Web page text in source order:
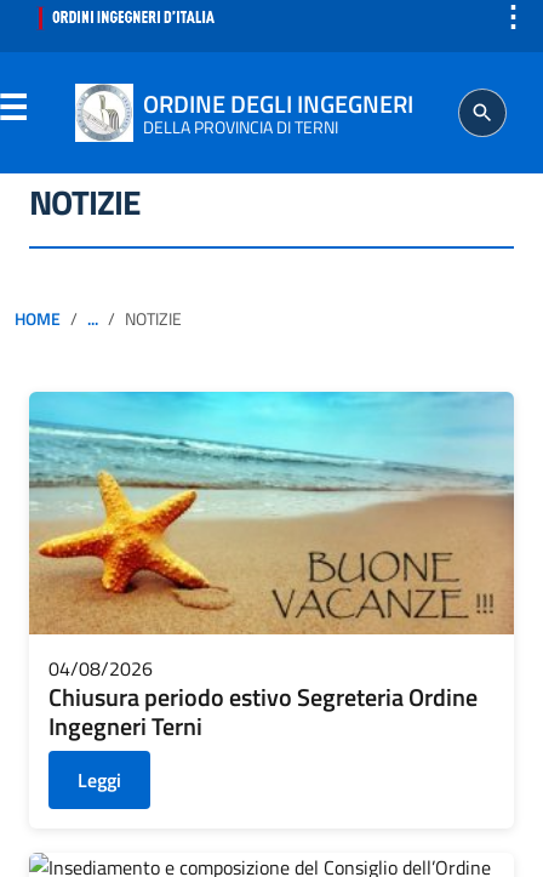
⋮
ORDINE DEGLI INGEGNERI
DELLA PROVINCIA DI TERNI
ORDINE
PROFESSIONE
AGGIORNAMENTO PROFESSIONALE
NOTIZIE
HOME ... NOTIZIE
04/08/2026
Chiusura periodo estivo Segreteria Ordine
Ingegneri Terni
Leggi